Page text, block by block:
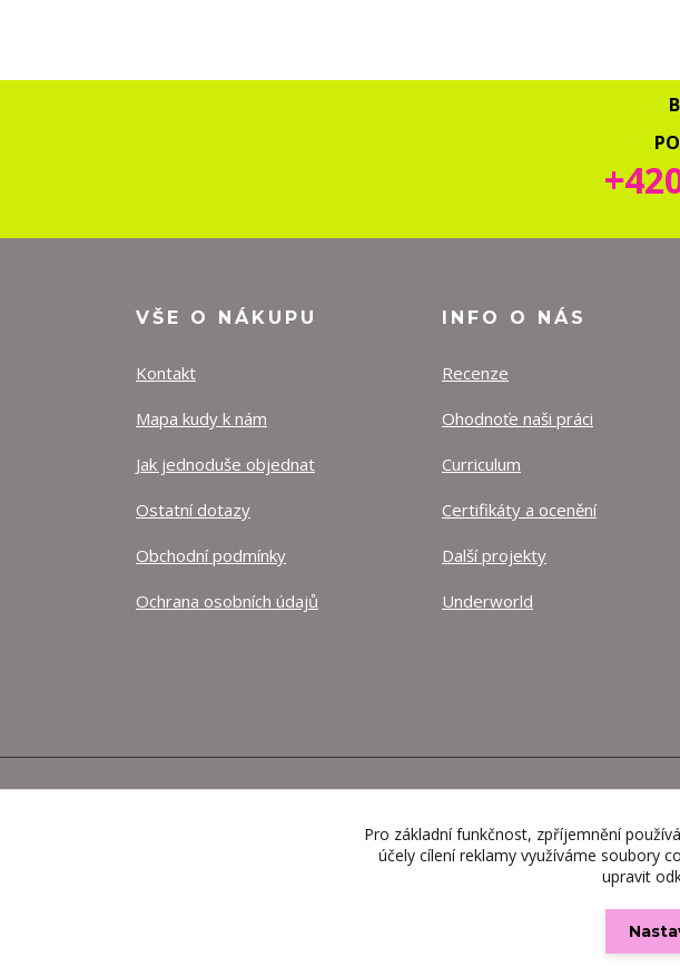
VŠE O NÁKUPU
Kontakt
Mapa kudy k nám
Jak jednoduše objednat
Ostatní dotazy
Obchodní podmínky
Ochrana osobních údajů
INFO O NÁS
Recenze
Ohodnoťe naši práci
Curriculum
Certifikáty a ocenění
Další projekty
Underworld
Pro základní funkčnost, zpříjemnění
účely cílení reklamy využíváme soubory
upravit